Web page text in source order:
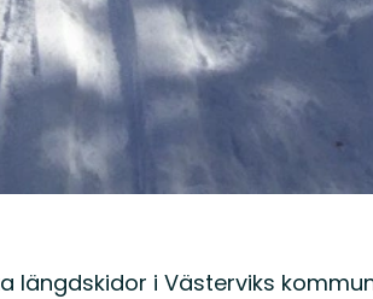
i Västerviks